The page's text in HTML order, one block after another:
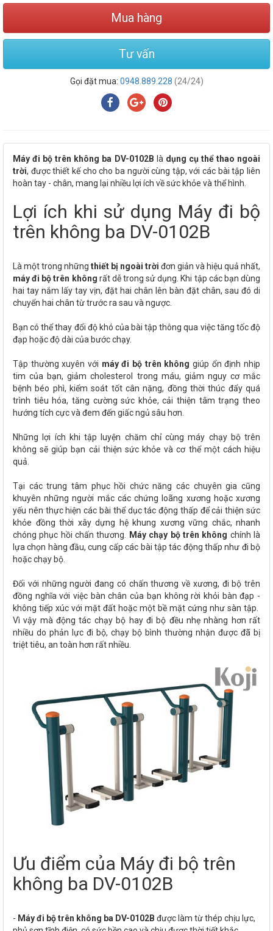
Mua hàng
Tư vấn
Gọi đặt mua: 0948.889.228 (24/24)
Máy đi bộ trên không ba DV-0102B là dụng cụ thể thao ngoài
trời, được thiết kế cho cho ba người cùng tập, với các bài tập liên
hoàn tay - chân, mang lại nhiều lợi ích về sức khỏe và thể hình.
Lợi ích khi sử dụng Máy đi bộ
trên không ba DV-0102B
Là một trong những thiết bị ngoài trời đơn giản và hiệu quả nhất,
máy đi bộ trên không rất dễ trong sử dụng. Khi tập các bạn dùng
hai tay nắm lấy tay vịn, đặt hai chân lên bàn đặt chân, sau đó di
chuyển hai chân từ trước ra sau và ngược.
Bạn có thể thay đổi độ khó của bài tập thông qua việc tăng tốc độ
đạp hoặc độ dài của bước chạy.
Tập thường xuyên với máy đi bộ trên không giúp ổn định nhịp
tim của bạn, giảm cholesterol trong máu, giảm nguy cơ mắc
bệnh béo phì, kiểm soát tốt cân nặng, đồng thời thúc đẩy quá
trình tiêu hóa, tăng cường sức khỏe, cải thiện tâm trạng theo
hướng tích cực và đem đến giấc ngủ sâu hơn.
Những lợi ích khi tập luyện chăm chỉ cùng máy chạy bộ trên
không sẽ giúp bạn cải thiện sức khỏe và cơ thể một cách hiệu
quả.
Tại các trung tâm phục hồi chức năng các chuyên gia cũng
khuyên những người mắc các chứng loãng xương hoặc xương
yếu nên thực hiện các bài thể dục tác động thấp để cải thiện sức
khỏe đồng thời xây dựng hệ khung xương vững chắc, nhanh
chóng phục hồi chấn thương. Máy chạy bộ trên không chính là
lựa chọn hàng đầu, cung cấp các bài tập tác động thấp như đi bộ
hoặc chạy bộ.
Đối với những người đang có chấn thương về xương, đi bộ trên
đồng nghĩa với việc bàn chân của bạn không rời khỏi bàn đạp -
không tiếp xúc với mặt đất hoặc một bề mặt cứng như sàn tập.
Vì vậy mà động tác chạy bộ hay đi bộ đều nhẹ nhàng hơn rất
nhiều do phản lực đi bộ, chạy bộ bình thường nhận được đã bị
triệt tiêu, an toàn hơn rất nhiều.
Ưu điểm của Máy đi bộ trên
không ba DV-0102B
- Máy đi bộ trên không ba DV-0102B được làm từ thép chịu lực,